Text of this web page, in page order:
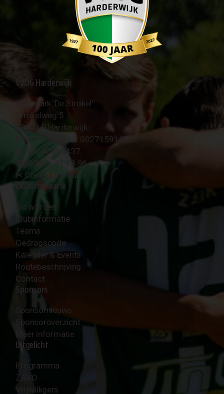
VVOG Harderwijk
Sportpark 'De Strokel'
Strokelweg 5
3847 LR Harderwijk
BTW Nummer NL 002715910B01
KvK Nr 40094437
☎︎ 0341 - 41 28 96
✉︎ Contactformulier
Clubinformatie
Lid worden
Clubinformatie
Teams
Gedragscode
Kalender & Events
Routebeschrijving
Contact
Sponsors
Sponsornieuws
Sponsoroverzicht
Meer informatie
Uitgelicht
Programma
ZAVO
Vrijwilligers